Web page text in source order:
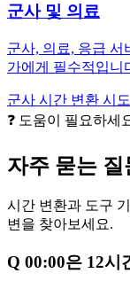
군사 및 의료
군사, 의료, 응급 서
가에게 필수적입니
군사 시간 변환 시
❓ 도움이 필요하세
자주 묻는 질
시간 변환과 도구
변을 찾아보세요.
Q 00:00은 12시